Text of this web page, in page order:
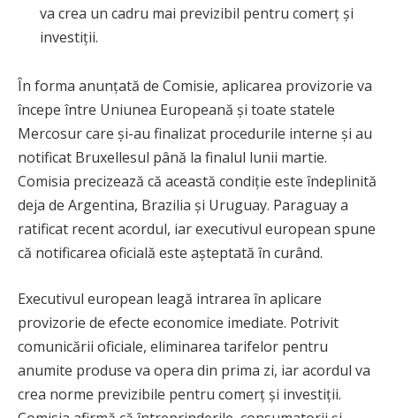
va crea un cadru mai previzibil pentru comerț și
investiții.
În forma anunțată de Comisie, aplicarea provizorie va
începe între Uniunea Europeană și toate statele
Mercosur care și-au finalizat procedurile interne și au
notificat Bruxellesul până la finalul lunii martie.
Comisia precizează că această condiție este îndeplinită
deja de Argentina, Brazilia și Uruguay. Paraguay a
ratificat recent acordul, iar executivul european spune
că notificarea oficială este așteptată în curând.
Executivul european leagă intrarea în aplicare
provizorie de efecte economice imediate. Potrivit
comunicării oficiale, eliminarea tarifelor pentru
anumite produse va opera din prima zi, iar acordul va
crea norme previzibile pentru comerț și investiții.